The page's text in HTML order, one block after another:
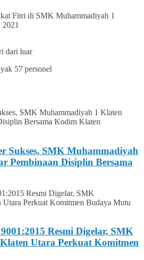
Fitri di SMK Muhammadiyah 1
2021
dari luar
57 personel
Sukses, SMK Muhammadiyah
Pembinaan Disiplin Bersama
Resmi Digelar, SMK
Utara Perkuat Komitmen